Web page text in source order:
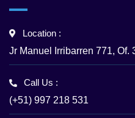
Location :
Jr Manuel Irribarren 771, Of.
Call Us :
(+51) 997 218 531